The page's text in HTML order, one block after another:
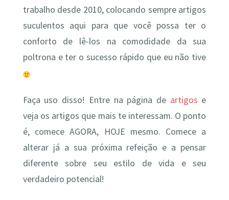
trabalho desde 2010, colocando sempre artigos
suculentos aqui para que você possa ter o
conforto de lê-los na comodidade da sua
poltrona e ter o sucesso rápido que eu não tive
Faça uso disso! Entre na página de artigos e
veja os artigos que mais te interessam. O ponto
é, comece AGORA, HOJE mesmo. Comece a
alterar já a sua próxima refeição e a pensar
diferente sobre seu estilo de vida e seu
verdadeiro potencial!